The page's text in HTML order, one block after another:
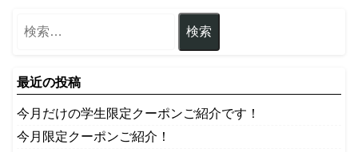
最近の投稿
今月だけの学生限定クーポンご紹介です！
今月限定クーポンご紹介！